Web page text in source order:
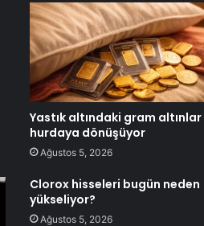
Yastık altındaki gram altınlar
hurdaya dönüşüyor
Ağustos 5, 2026
Clorox hisseleri bugün neden
yükseliyor?
Ağustos 5, 2026